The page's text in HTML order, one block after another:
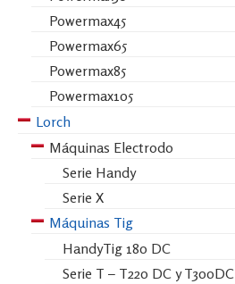
Powermax45
Powermax65
Powermax85
Powermax105
Lorch
Máquinas Electrodo
Serie Handy
Serie X
Máquinas Tig
HandyTig 180 DC
Serie T – T220 DC y T300DC